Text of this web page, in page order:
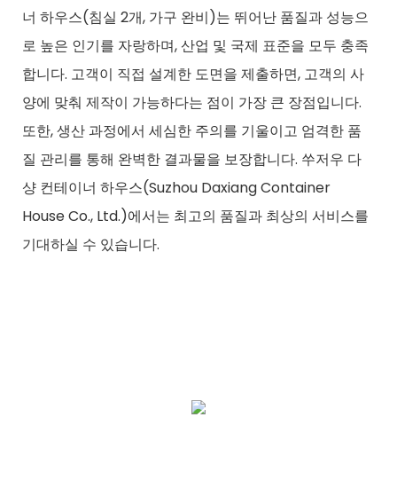
너 하우스(침실 2개, 가구 완비)는 뛰어난 품질과 성능으
로 높은 인기를 자랑하며, 산업 및 국제 표준을 모두 충족
합니다. 고객이 직접 설계한 도면을 제출하면, 고객의 사
양에 맞춰 제작이 가능하다는 점이 가장 큰 장점입니다.
또한, 생산 과정에서 세심한 주의를 기울이고 엄격한 품
질 관리를 통해 완벽한 결과물을 보장합니다. 쑤저우 다
샹 컨테이너 하우스(Suzhou Daxiang Container
House Co., Ltd.)에서는 최고의 품질과 최상의 서비스를
기대하실 수 있습니다.